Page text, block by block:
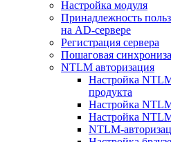
Настройка модуля
Принадлежность
на AD-сервере
Регистрация сервера
Пошаговая
NTLM авторизация
Настройка
продукта
Настройка
Настройка
NTLM-